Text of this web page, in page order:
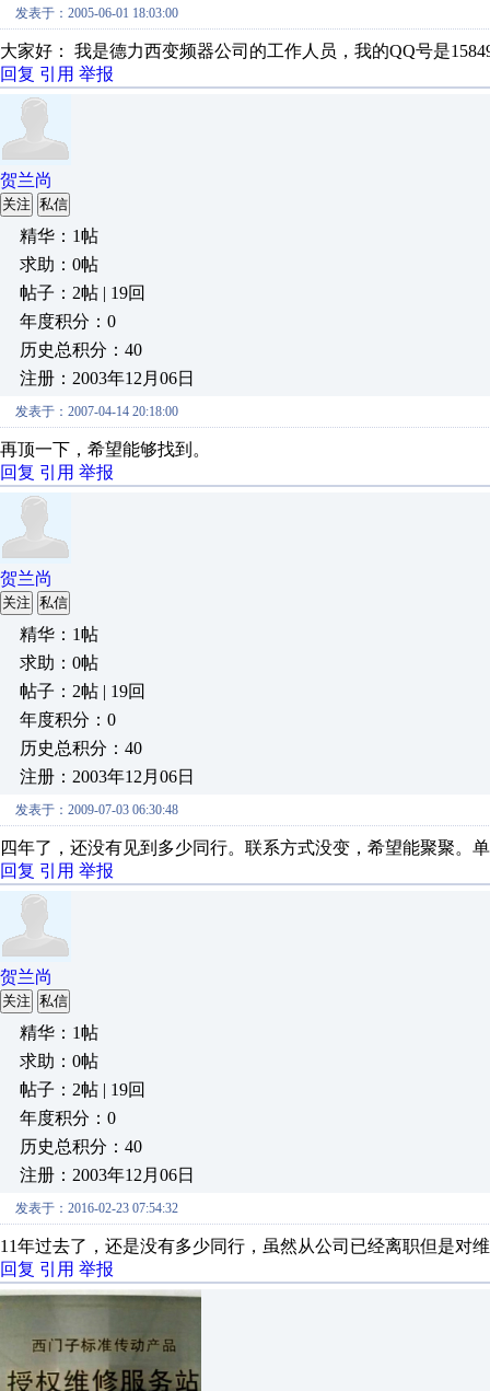
发表于：2005-06-01 18:03:00
大家好： 我是德力西变频器公司的工作人员，我的QQ号是
回复 引用 举报
贺兰尚
关注 私信
精华：1帖
求助：0帖
帖子：2帖 | 19回
年度积分：0
历史总积分：40
注册：2003年12月06日
发表于：2007-04-14 20:18:00
再顶一下，希望能够找到。
回复 引用 举报
贺兰尚
关注 私信
精华：1帖
求助：0帖
帖子：2帖 | 19回
年度积分：0
历史总积分：40
注册：2003年12月06日
发表于：2009-07-03 06:30:48
四年了，还没有见到多少同行。联系方式没变，希望能聚聚。
回复 引用 举报
贺兰尚
关注 私信
精华：1帖
求助：0帖
帖子：2帖 | 19回
年度积分：0
历史总积分：40
注册：2003年12月06日
发表于：2016-02-23 07:54:32
11年过去了，还是没有多少同行，虽然从公司已经离职但是对
回复 引用 举报